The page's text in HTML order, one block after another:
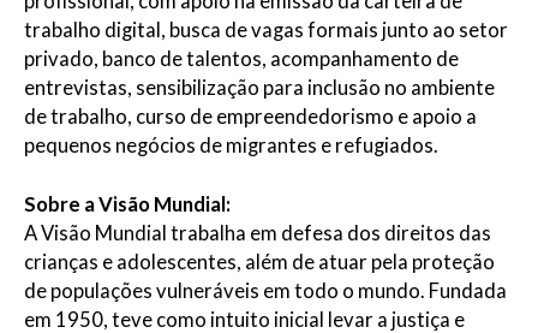
trabalho digital, busca de vagas formais junto ao setor
privado, banco de talentos, acompanhamento de
entrevistas, sensibilização para inclusão no ambiente
de trabalho, curso de empreendedorismo e apoio a
pequenos negócios de migrantes e refugiados.
Sobre a Visão Mundial:
A Visão Mundial trabalha em defesa dos direitos das
crianças e adolescentes, além de atuar pela proteção
de populações vulneráveis em todo o mundo. Fundada
em 1950, teve como intuito inicial levar a justiça e